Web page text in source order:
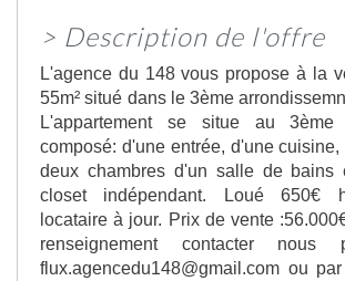
> Description de l'offre
L'agence du 148 vous propose à la
55m² situé dans le 3ème
L'appartement se situe au
composé: d'une entrée, d'une
deux chambres d'un salle de bains
closet indépendant. Loué 650€
locataire à jour. Prix de vente
renseignement contacter
flux.agencedu148@gmail.com ou